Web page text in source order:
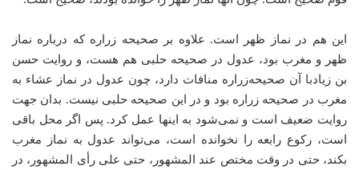
این هم در نماز ظهر است. علاوه بر صحیحه زراره که درباره نماز
ظهر و مغرب بود، عدول در صحیحه حلبی هم هست، و روایت حسن
بن زیادبا آن صحیحه‌زراره منافات دارد، چون عدول در نماز عشاء به
مغرب در صحیحه زراره بود و در این صحیحه حلبی نیست. بدان جهت
روایت ضعیف است و نمی‌شود به اینها عمل کرد. پس اگر محل باقی
است، رکوع رابعه را نخوانده است، می‌تواند عدول به نماز مغرب
بکند، حتی در وقت مختص عند المشهور، حتی علی رأی المشهور، در